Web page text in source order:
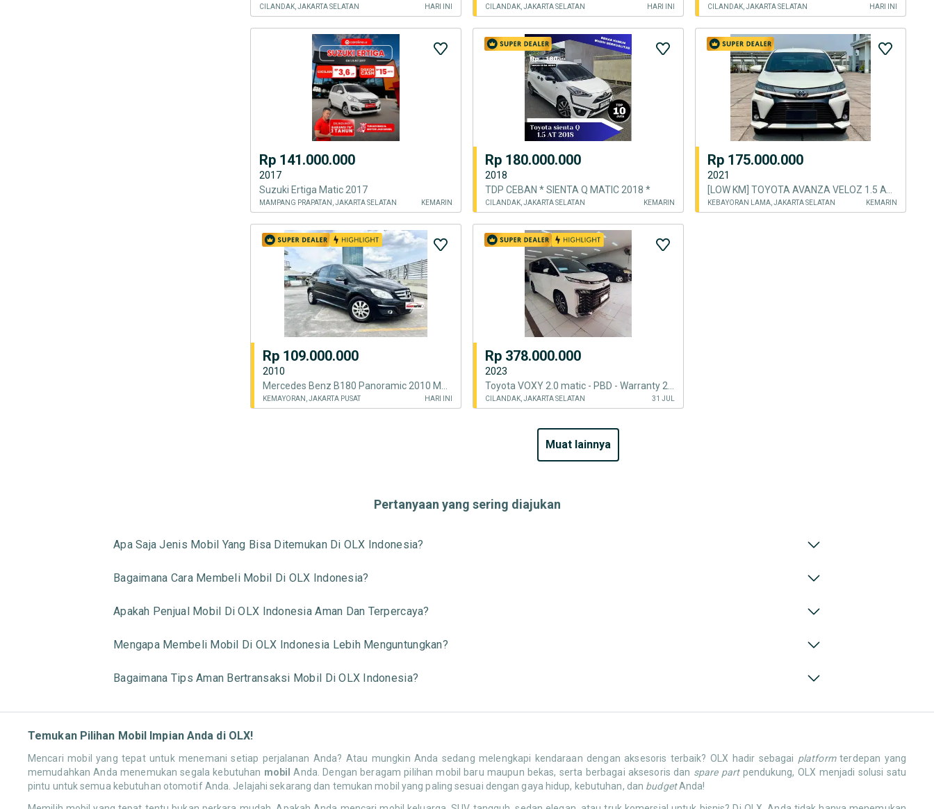
CILANDAK, JAKARTA SELATAN HARI INI CILANDAK, JAKARTA SELATAN HARI INI CILANDAK, JAKARTA SELATAN HARI INI
Rp 141.000.000
2017
Suzuki Ertiga Matic 2017
MAMPANG PRAPATAN, JAKARTA SELATAN KEMARIN
Rp 180.000.000
2018
TDP CEBAN * SIENTA Q MATIC 2018 *
CILANDAK, JAKARTA SELATAN KEMARIN
Rp 175.000.000
2021
[LOW KM] TOYOTA AVANZA VELOZ 1.5 AT 2021 PUTIH ISTIMEWA TT 2020 MATIC
KEBAYORAN LAMA, JAKARTA SELATAN KEMARIN
Rp 109.000.000
2010
KEMAYORAN, JAKARTA PUSAT HARI INI
Rp 378.000.000
2023
CILANDAK, JAKARTA SELATAN 31 JUL
muat lainnya
Pertanyaan yang sering diajukan
Apa Saja Jenis Mobil Yang Bisa Ditemukan Di OLX Indonesia?
Bagaimana Cara Membeli Mobil Di OLX Indonesia?
Apakah Penjual Mobil Di OLX Indonesia Aman Dan Terpercaya?
Mengapa Membeli Mobil Di OLX Indonesia Lebih Menguntungkan?
Bagaimana Tips Aman Bertransaksi Mobil Di OLX Indonesia?
Temukan Pilihan Mobil Impian Anda di OLX!
Mencari mobil yang tepat untuk menemani setiap perjalanan Anda? Atau mungkin Anda sedang melengkapi kendaraan dengan aksesoris terbaik? OLX hadir sebagai platformterdepan yang
memudahkan Anda menemukan segala kebutuhan mobil Anda. Dengan beragam pilihan mobil baru maupun bekas, serta berbagai aksesoris dan spare partpendukung, OLX menjadi solusi satu
pintu untuk semua kebutuhan otomotif Anda. Jelajahi sekarang dan temukan mobil yang paling sesuai dengan gaya hidup, kebutuhan, dan budgetAnda!